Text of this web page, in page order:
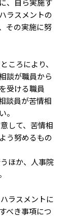
、自ら実施す
ラスメントの
その実施に努
ころにより、
談が職員から
受ける職員
談員が苦情相
。
して、苦情相
う努めるもの
ほか、人事院
ラスメントに
べき事項につ